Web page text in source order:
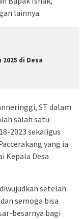
lainnya.
di Desa
ST dalam
salah satu
2023 sekaligus
yang ia
Kepala Desa
setelah
semoga bisa
besarnya bagi